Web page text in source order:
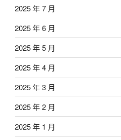
2025 年 7 月
2025 年 6 月
2025 年 5 月
2025 年 4 月
2025 年 3 月
2025 年 2 月
2025 年 1 月